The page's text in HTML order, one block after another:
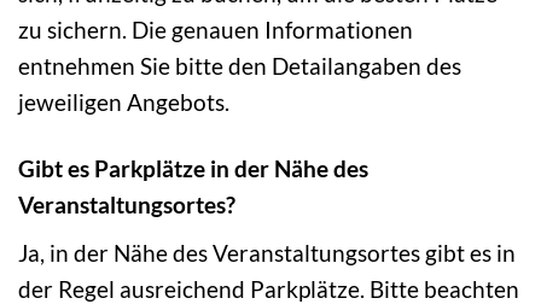
zu sichern. Die genauen Informationen
entnehmen Sie bitte den Detailangaben des
jeweiligen Angebots.
Gibt es Parkplätze in der Nähe des
Veranstaltungsortes?
Ja, in der Nähe des Veranstaltungsortes gibt es in
der Regel ausreichend Parkplätze. Bitte beachten